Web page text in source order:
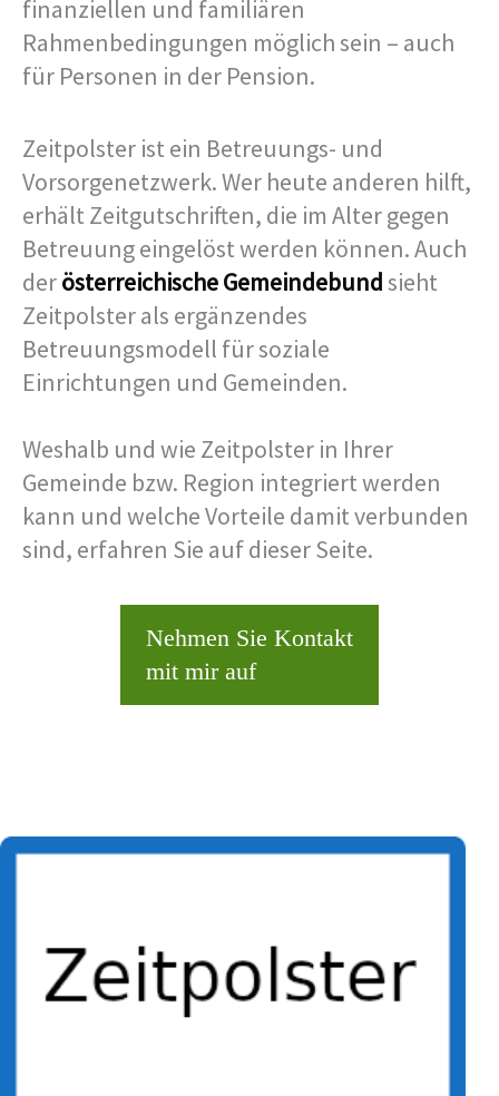
finanziellen und familiären
Rahmenbedingungen möglich sein – auch
für Personen in der Pension.
Zeitpolster ist ein Betreuungs- und
Vorsorgenetzwerk. Wer heute anderen hilft,
erhält Zeitgutschriften, die im Alter gegen
Betreuung eingelöst werden können. Auch
derösterreichische Gemeindebundsieht
Zeitpolster als ergänzendes
Betreuungsmodell für soziale
Einrichtungen und Gemeinden.
Weshalb und wie Zeitpolster in Ihrer
Gemeinde bzw. Region integriert werden
kann und welche Vorteile damit verbunden
sind, erfahren Sie auf dieser Seite.
Nehmen Sie Kontakt
mit mir auf